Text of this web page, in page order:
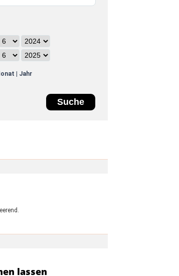
Jahr
lassen